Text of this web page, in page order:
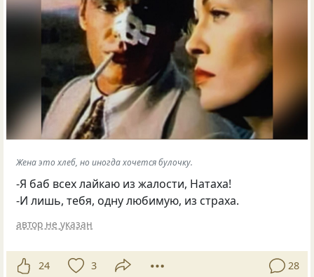
Жена это хлеб, но иногда хочется булочку.
-Я баб всех лайкаю из жалости, Натаха!
-И лишь, тебя, одну любимую, из страха.
автор не указан
24 3 28